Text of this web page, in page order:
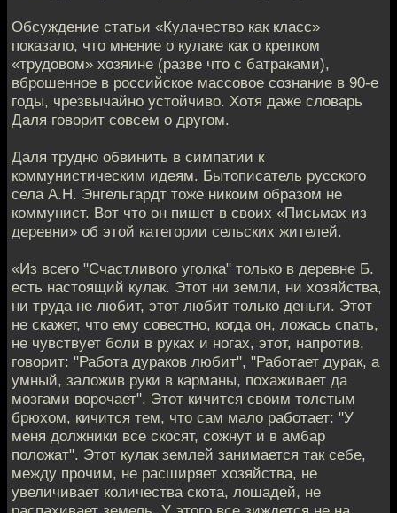
Обсуждение статьи «Кулачество как класс»
показало, что мнение о кулаке как о крепком
«трудовом» хозяине (разве что с батраками),
вброшенное в российское массовое сознание в 90-е
годы, чрезвычайно устойчиво. Хотя даже словарь
Даля говорит совсем о другом.
Даля трудно обвинить в симпатии к
коммунистическим идеям. Бытописатель русского
села А.Н. Энгельгардт тоже никоим образом не
коммунист. Вот что он пишет в своих «Письмах из
деревни» об этой категории сельских жителей.
«Из всего "Счастливого уголка" только в деревне Б.
есть настоящий кулак. Этот ни земли, ни хозяйства,
ни труда не любит, этот любит только деньги. Этот
не скажет, что ему совестно, когда он, ложась спать,
не чувствует боли в руках и ногах, этот, напротив,
говорит: "Работа дураков любит", "Работает дурак, а
умный, заложив руки в карманы, похаживает да
мозгами ворочает". Этот кичится своим толстым
брюхом, кичится тем, что сам мало работает: "У
меня должники все скосят, сожнут и в амбар
положат". Этот кулак землей занимается так себе,
между прочим, не расширяет хозяйства, не
увеличивает количества скота, лошадей, не